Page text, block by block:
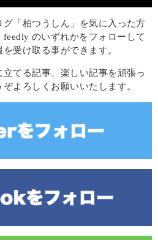
「柏つうしん」を気に入った方
のいずれかをフォローして
受け取る事ができます。
てる記事、楽しい記事を頑張っ
よろしくお願いいたします。